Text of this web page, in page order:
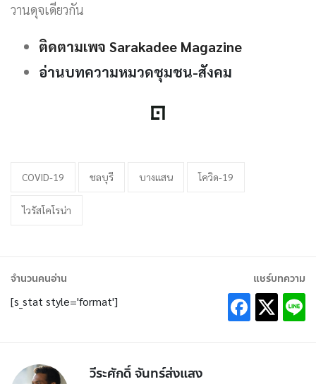
วานดุจเดียวกัน
ติดตามเพจ Sarakadee Magazine
อ่านบทความหมวดชุมชน-สังคม
COVID-19 ชลบุรี บางแสน โควิด-19
ไวรัสโคโรน่า
จำนวนคนอ่าน
[s_stat style='format']
แชร์บทความ
วีระศักดิ์ จันทร์ส่งแสง